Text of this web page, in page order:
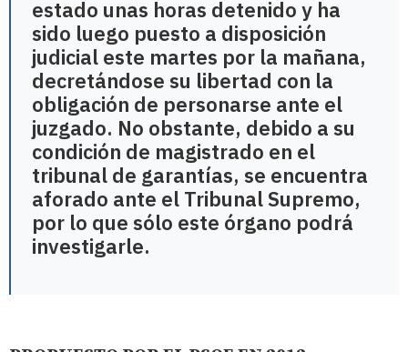
estado unas horas detenido y ha
sido luego puesto a disposición
judicial este martes por la mañana,
decretándose su libertad con la
obligación de personarse ante el
juzgado. No obstante, debido a su
condición de magistrado en el
tribunal de garantías, se encuentra
aforado ante el Tribunal Supremo,
por lo que sólo este órgano podrá
investigarle.